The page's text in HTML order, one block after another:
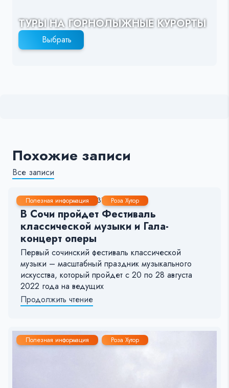
ТУРЫ НА ГОРНОЛЫЖНЫЕ КУРОРТЫ
Выбрать
Похожие записи
Все записи
Полезная информация Роза Хутор
6 Авг, 2022 2-3 мин. 310 19
В Сочи пройдет Фестиваль
классической музыки и Гала-
концерт оперы
Первый сочинский фестиваль классической
музыки – масштабный праздник музыкального
искусства, который пройдет с 20 по 28 августа
2022 года на ведущих
Продолжить чтение
Полезная информация Роза Хутор